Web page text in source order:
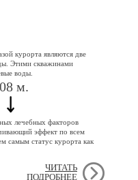
курорта являются две
Этими скважинами
воды.
м.
лечебных факторов
эффект по всем
самым статус курорта как
ЧИТАТЬ
ПОДРОБНЕЕ